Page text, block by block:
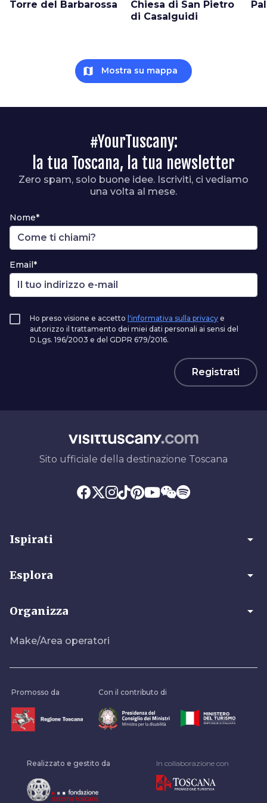
Torre del Barbarossa
Chiesa di San Pietro
di Casalguidi
map Mostra su mappa
#YourTuscany:
la tua Toscana, la tua newsletter
Zero spam, solo buone idee. Iscriviti, ci vediamo
una volta al mese.
Nome*
Email*
Ho preso visione e accetto l'informativa sulla privacy e
autorizzo il trattamento dei miei dati personali ai sensi del
D.Lgs. 196/2003 e del GDPR 679/2016.
Registrati
Sito ufficiale della destinazione Toscana
Ispirati arrow_drop_down
Esplora arrow_drop_down
Organizza arrow_drop_down
Make/Area operatori
Promosso da Con il contributo di
Realizzato e gestito da In collaborazione con